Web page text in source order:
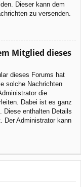
Dieser kann dem
zu versenden.
Mitglied dieses
dieses Forums hat
solche Nachrichten
die
Dabei ist es ganz
Diese enthalten Details
Der Administrator kann